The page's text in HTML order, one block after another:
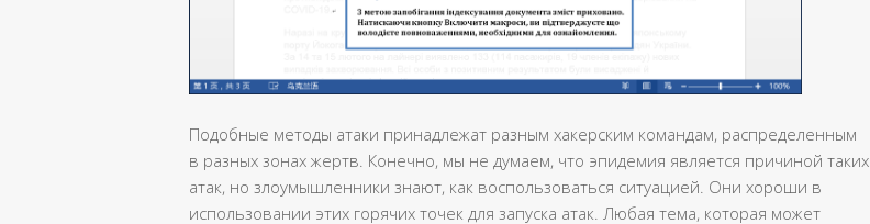
Подобные методы атаки принадлежат разным хакерским командам, распределенным
в разных зонах жертв. Конечно, мы не думаем, что эпидемия является причиной таких
атак, но злоумышленники знают, как воспользоваться ситуацией. Они хороши в
использовании этих горячих точек для запуска атак. Любая тема, которая может